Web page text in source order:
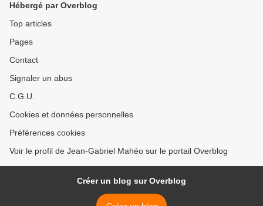
Hébergé par Overblog
Top articles
Pages
Contact
Signaler un abus
C.G.U.
Cookies et données personnelles
Préférences cookies
Voir le profil de Jean-Gabriel Mahéo sur le portail Overblog
Créer un blog sur Overblog